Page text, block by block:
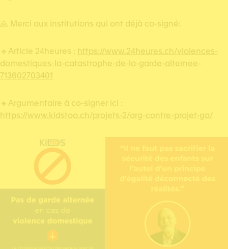
🙏 Merci aux institutions qui ont déjà co-signé:
🔹️Article 24heures : https://www.24heures.ch/violences-
domestiques-la-catastrophe-de-la-garde-alternee-
713602703401
🔹️Argumentaire à co-signer ici :
https://www.kidstoo.ch/projets-2/arg-contre-projet-ga/